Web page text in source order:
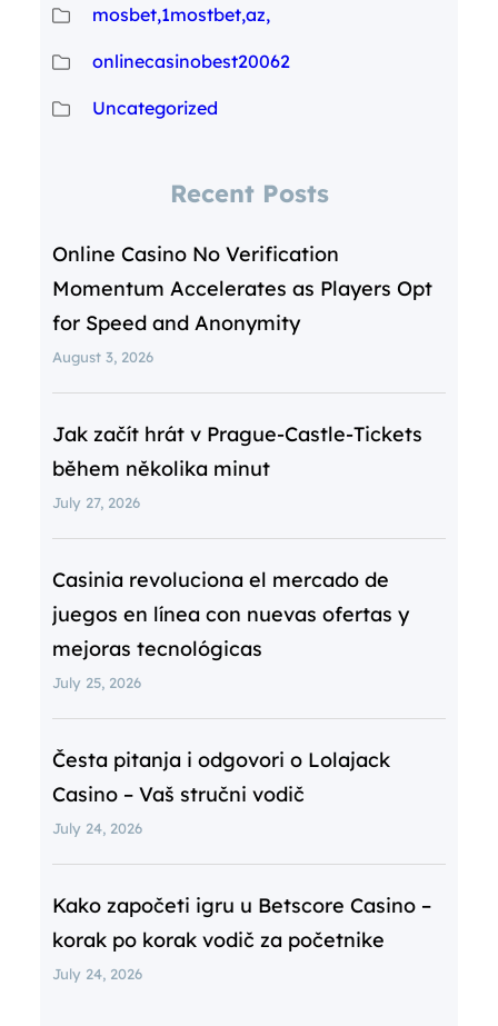
mosbet,1mostbet,az,
onlinecasinobest20062
Uncategorized
Recent Posts
Online Casino No Verification
Momentum Accelerates as Players Opt
for Speed and Anonymity
August 3, 2026
Jak začít hrát v Prague‑Castle‑Tickets
během několika minut
July 27, 2026
Casinia revoluciona el mercado de
juegos en línea con nuevas ofertas y
mejoras tecnológicas
July 25, 2026
Česta pitanja i odgovori o Lolajack
Casino – Vaš stručni vodič
July 24, 2026
Kako započeti igru u Betscore Casino –
korak po korak vodič za početnike
July 24, 2026